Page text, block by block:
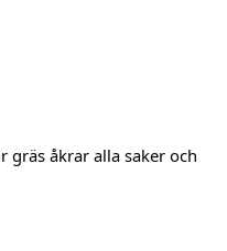
gräs åkrar alla saker och